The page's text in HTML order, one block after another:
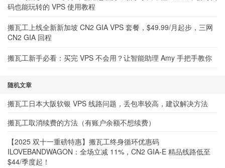
码也能玩转的 VPS 使用教程
搬瓦工上线全新新加坡 CN2 GIA VPS 套餐，$49.99/月起步，三网
CN2 GIA 回程
搬瓦工新手必看：买完 VPS 不会用？让智能助理 Amy 手把手教你
随机文章
搬瓦工日本大阪软银 VPS 线路问题，丢包率较高，建议解决方法
搬瓦工取消续费的方法（有账户余额不想续费）
【2025 双十一重磅特惠】搬瓦工终身循环优惠码
ILOVEBANDWAGON：全场立减 11%，CN2 GIA-E 精品线路低至
$44/季度起！